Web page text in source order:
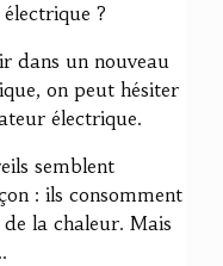
?
dans un nouveau
on peut hésiter
électrique.
semblent
: ils consomment
la chaleur. Mais